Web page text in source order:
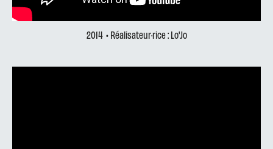
2014 • Réalisateur·rice : Lo'Jo